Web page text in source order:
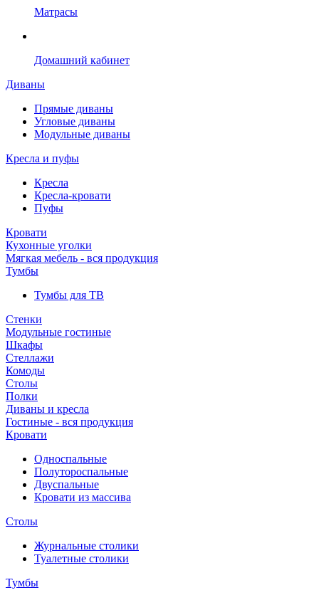
Матрасы
Домашний кабинет
Диваны
Прямые диваны
Угловые диваны
Модульные диваны
Кресла и пуфы
Кресла
Кресла-кровати
Пуфы
Кровати
Кухонные уголки
Мягкая мебель - вся продукция
Тумбы
Тумбы для ТВ
Стенки
Модульные гостиные
Шкафы
Стеллажи
Комоды
Столы
Полки
Диваны и кресла
Гостиные - вся продукция
Кровати
Односпальные
Полутороспальные
Двуспальные
Кровати из массива
Столы
Журнальные столики
Туалетные столики
Тумбы